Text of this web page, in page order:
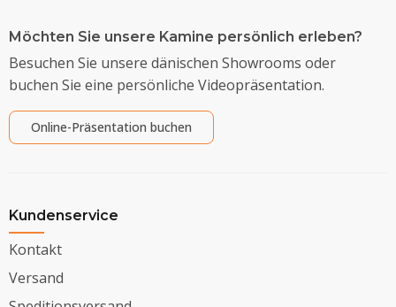
Möchten Sie unsere Kamine persönlich erleben?
Besuchen Sie unsere dänischen Showrooms oder
buchen Sie eine persönliche Videopräsentation.
Online-Präsentation buchen
Kundenservice
Kontakt
Versand